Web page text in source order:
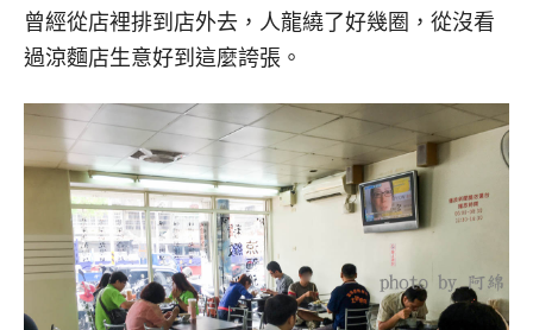
曾經從店裡排到店外去，人龍繞了好幾圈，從沒看
過涼麵店生意好到這麼誇張。